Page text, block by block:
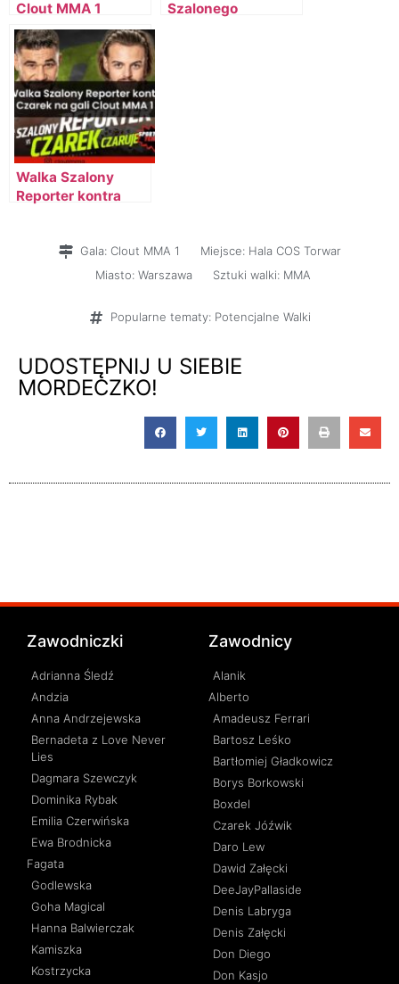
Clout MMA 1
Szalonego
Walka Szalony
Reporter kontra
Gala: Clout MMA 1 Miejsce: Hala COS Torwar
Miasto: Warszawa Sztuki walki: MMA
Popularne tematy: Potencjalne Walki
UDOSTĘPNIJ U SIEBIE
MORDECZKO!
Zawodniczki
Adrianna Śledź
Andzia
Anna Andrzejewska
Bernadeta z Love Never
Lies
Dagmara Szewczyk
Dominika Rybak
Emilia Czerwińska
Ewa Brodnicka
Fagata
Godlewska
Goha Magical
Hanna Balwierczak
Kamiszka
Kostrzycka
Zawodnicy
Alanik
Alberto
Amadeusz Ferrari
Bartosz Leśko
Bartłomiej Gładkowicz
Borys Borkowski
Boxdel
Czarek Jóźwik
Daro Lew
Dawid Załęcki
DeeJayPallaside
Denis Labryga
Denis Załęcki
Don Diego
Don Kasjo